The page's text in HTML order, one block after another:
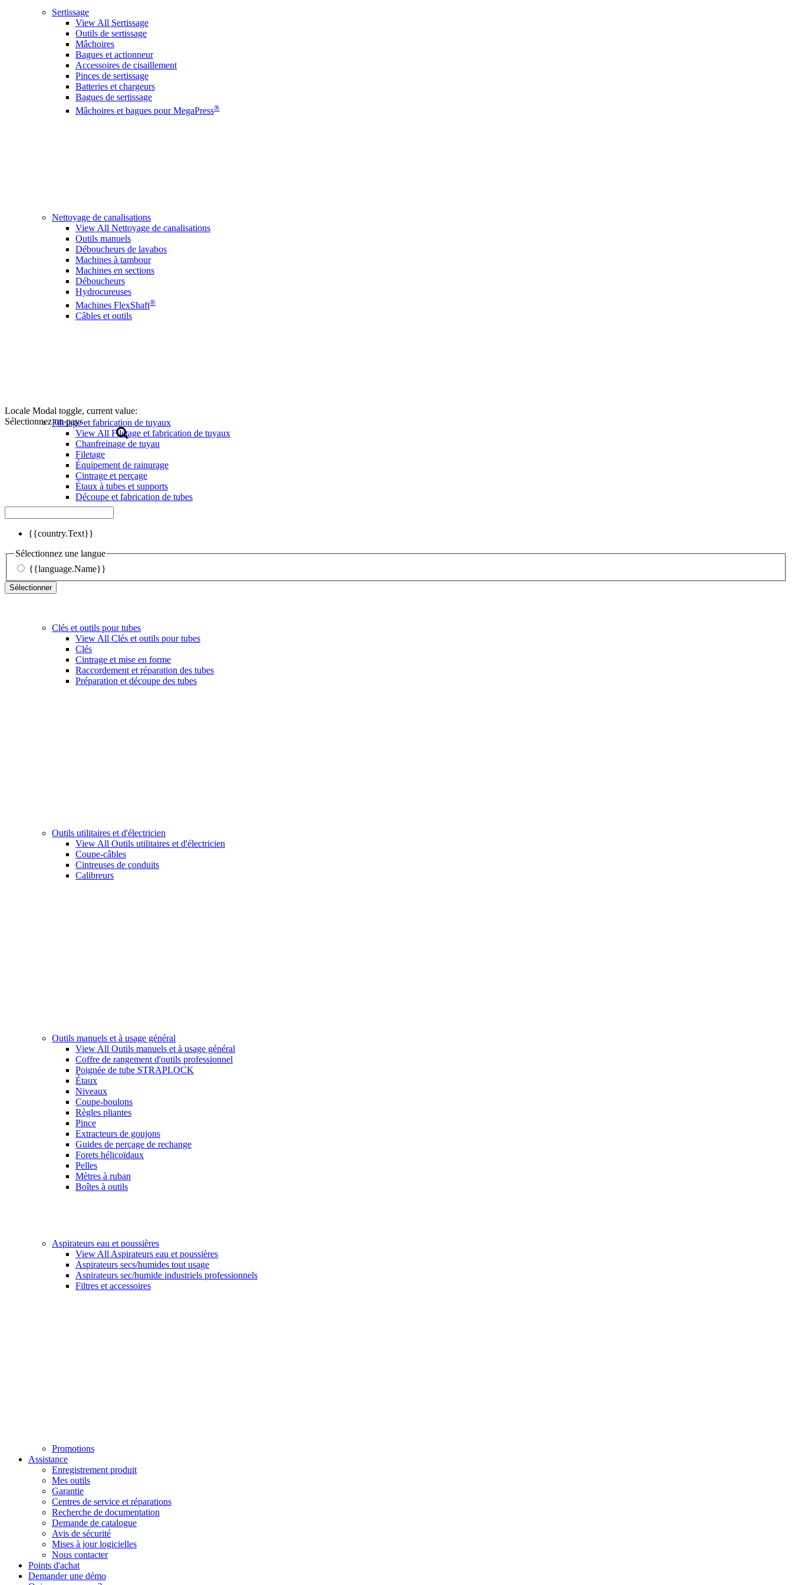
Locale Modal toggle, current value:
Sélectionnez un pays
{{country.Text}}
Sélectionnez une langue
{{language.Name}}
Sélectionner
Sertissage
View All Sertissage
Outils de sertissage
Mâchoires
Bagues et actionneur
Accessoires de cisaillement
Pinces de sertissage
Batteries et chargeurs
Bagues de sertissage
Mâchoires et bagues pour MegaPress®
Nettoyage de canalisations
View All Nettoyage de canalisations
Outils manuels
Déboucheurs de lavabos
Machines à tambour
Machines en sections
Déboucheurs
Hydrocureuses
Machines FlexShaft®
Câbles et outils
Filetage et fabrication de tuyaux
View All Filetage et fabrication de tuyaux
Chanfreinage de tuyau
Filetage
Équipement de rainurage
Cintrage et perçage
Étaux à tubes et supports
Découpe et fabrication de tubes
Clés et outils pour tubes
View All Clés et outils pour tubes
Clés
Cintrage et mise en forme
Raccordement et réparation des tubes
Préparation et découpe des tubes
Outils utilitaires et d'électricien
View All Outils utilitaires et d'électricien
Coupe-câbles
Cintreuses de conduits
Calibreurs
Outils manuels et à usage général
View All Outils manuels et à usage général
Coffre de rangement d'outils professionnel
Poignée de tube STRAPLOCK
Étaux
Niveaux
Coupe-boulons
Règles pliantes
Pince
Extracteurs de goujons
Guides de perçage de rechange
Forets hélicoïdaux
Pelles
Mètres à ruban
Boîtes à outils
Aspirateurs eau et poussières
View All Aspirateurs eau et poussières
Aspirateurs secs/humides tout usage
Aspirateurs sec/humide industriels professionnels
Filtres et accessoires
Promotions
Assistance
Enregistrement produit
Mes outils
Garantie
Centres de service et réparations
Recherche de documentation
Demande de catalogue
Avis de sécurité
Mises à jour logicielles
Nous contacter
Points d'achat
Demander une démo